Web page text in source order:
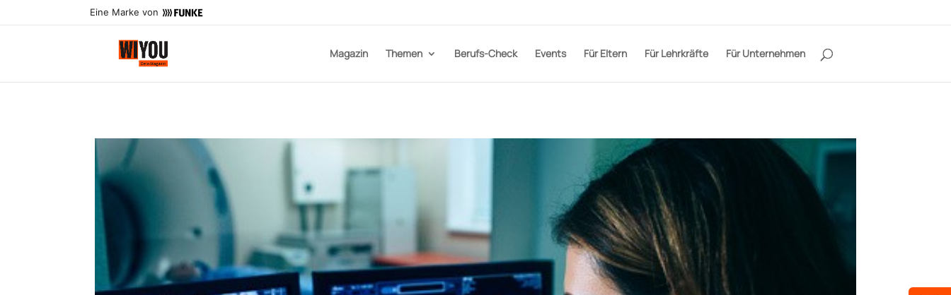
Eine Marke von
Magazin Themen Berufs-Check Events Für Eltern Für Lehrkräfte Für Unternehmen